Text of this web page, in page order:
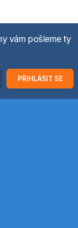
vám pošleme ty
PŘIHLÁSIT SE